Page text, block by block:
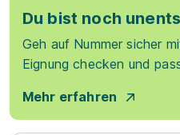
Du bist noch
Geh auf Nummer sicher
Eignung checken und
Mehr erfahren